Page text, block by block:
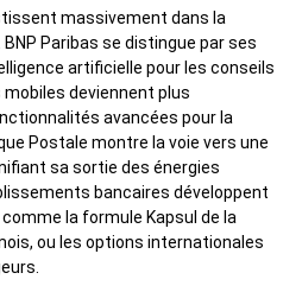
massivement dans la
Paribas se distingue par ses
artificielle pour les conseils
deviennent plus
avancées pour la
Postale montre la voie vers une
sa sortie des énergies
bancaires développent
la formule Kapsul de la
ou les options internationales